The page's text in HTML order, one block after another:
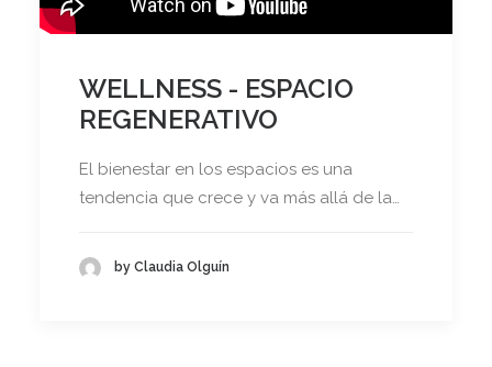
Search
WELLNESS - ESPACIO
REGENERATIVO
El bienestar en los espacios es una
tendencia que crece y va más allá de la…
by Claudia Olguín